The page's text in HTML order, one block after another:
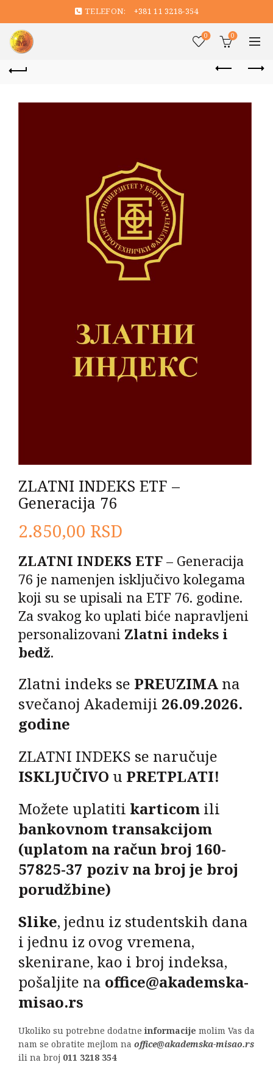
TELEFON: +381 11 3218-354
0 0
ZLATNI INDEKS ETF –
Generacija 76
2.850,00 RSD
ZLATNI INDEKS ETF – Generacija
76 je namenjen isključivo kolegama
koji su se upisali na ETF 76. godine.
Za svakog ko uplati biće napravljeni
personalizovani Zlatni indeks i
bedž.
Zlatni indeks se PREUZIMA na
svečanoj Akademiji 26.09.2026.
godine
ZLATNI INDEKS se naručuje
ISKLJUČIVO u PRETPLATI!
Možete uplatiti karticom ili
bankovnom transakcijom
(uplatom na račun broj 160-
57825-37 poziv na broj je broj
porudžbine)
Slike, jednu iz studentskih dana
i jednu iz ovog vremena,
skenirane, kao i broj indeksa,
pošaljite na office@akademska-
misao.rs
Ukoliko su potrebne dodatneinformacije molim Vas da
nam se obratite mejlom na office@akademska-misao.rs
ili na broj 011 3218 354